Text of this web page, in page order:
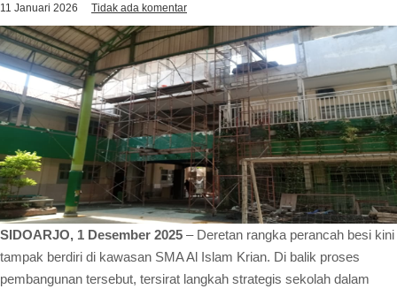
11 Januari 2026 Tidak ada komentar
SIDOARJO, 1 Desember 2025 – Deretan rangka perancah besi kini
tampak berdiri di kawasan SMA Al Islam Krian. Di balik proses
pembangunan tersebut, tersirat langkah strategis sekolah dalam